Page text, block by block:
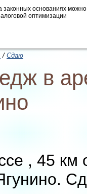
законных основаниях
оптимизации
/Сдаю
в
, 45